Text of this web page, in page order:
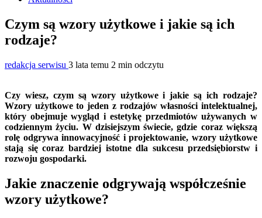
Czym są wzory użytkowe i jakie są ich
rodzaje?
redakcja serwisu 3 lata temu 2 min odczytu
Czy wiesz, czym są wzory użytkowe i jakie są ich rodzaje?
Wzory użytkowe to jeden z rodzajów własności intelektualnej,
który obejmuje wygląd i estetykę przedmiotów używanych w
codziennym życiu. W dzisiejszym świecie, gdzie coraz większą
rolę odgrywa innowacyjność i projektowanie, wzory użytkowe
stają się coraz bardziej istotne dla sukcesu przedsiębiorstw i
rozwoju gospodarki.
Jakie znaczenie odgrywają współcześnie
wzory użytkowe?